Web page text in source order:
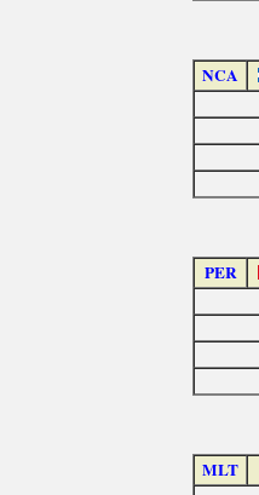
NCA
PER
MLT